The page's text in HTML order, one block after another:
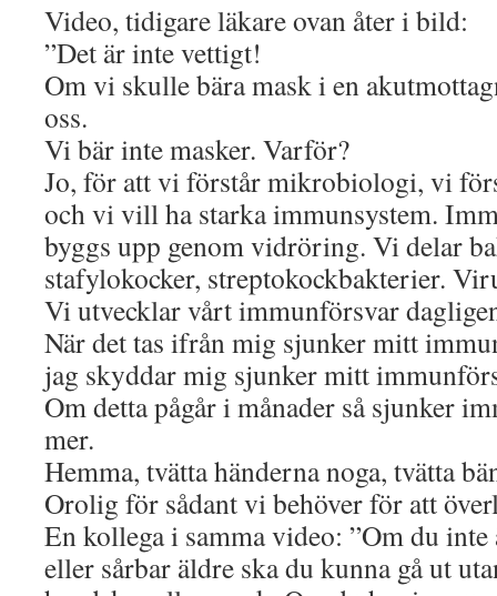
Video, tidigare läkare ovan åter i bild:
”Det är inte vettigt!
Om vi skulle bära mask i en
oss.
Vi bär inte masker. Varför?
Jo, för att vi förstår mikrobiologi, vi
och vi vill ha starka immunsystem.
byggs upp genom vidröring. Vi delar
stafylokocker, streptokockbakterier.
Vi utvecklar vårt immunförsvar
När det tas ifrån mig sjunker mitt
jag skyddar mig sjunker mitt
Om detta pågår i månader så sjunker
mer.
Hemma, tvätta händerna noga, tvätta
Orolig för sådant vi behöver för att
En kollega i samma video: ”Om du
eller sårbar äldre ska du kunna gå ut